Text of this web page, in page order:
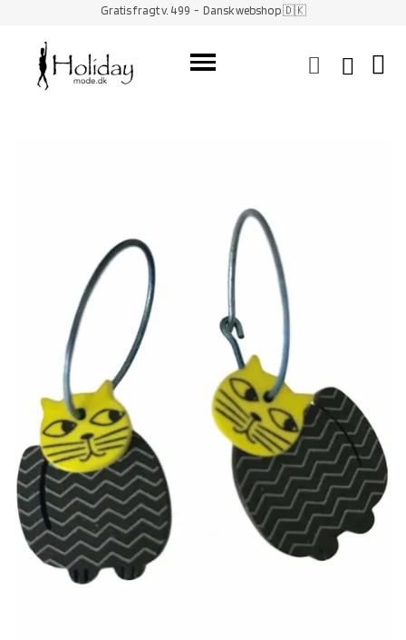
Gratis fragt v. 499 - Dansk webshop 🇩🇰